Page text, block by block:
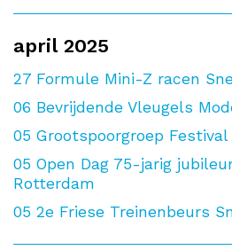
april 2025
27 Formule Mini-Z racen
06 Bevrijdende Vleugels
05 Grootspoorgroep Festival
05 Open Dag 75-jarig
Rotterdam
05 2e Friese Treinenbeurs